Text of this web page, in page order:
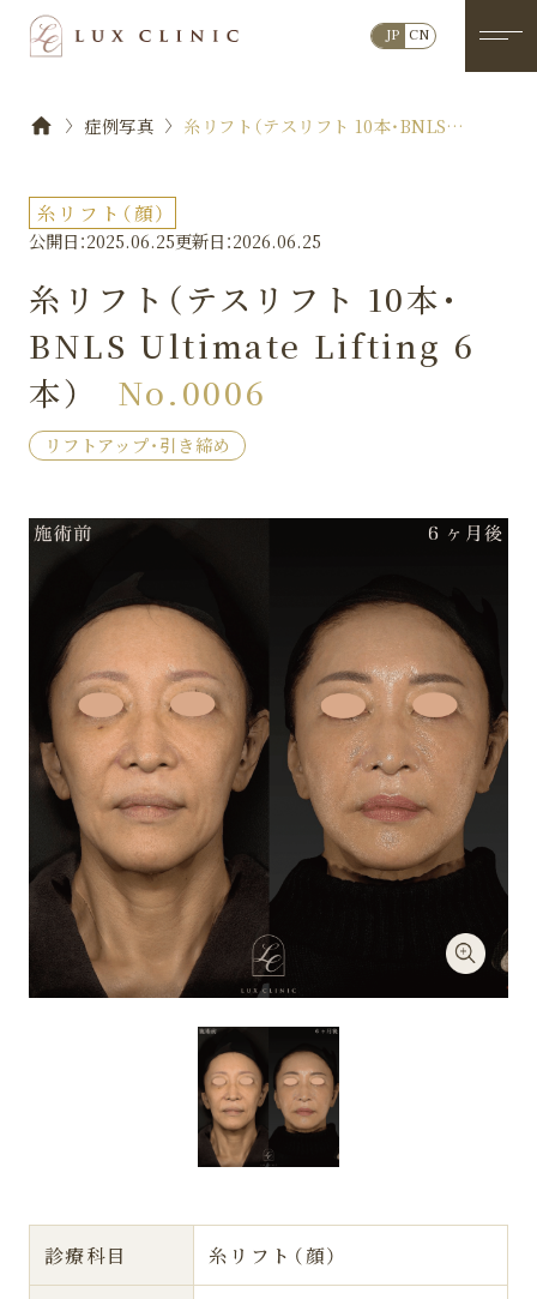
JP CN
症例写真
糸リフト（テスリフト 10本・BNLS
糸リフト（顔）
公開日：2025.06.25更新日：2026.06.25
糸リフト（テスリフト 10本・
BNLS Ultimate Lifting 6
本） No.0006
リフトアップ・引き締め
診療科目 糸リフト（顔）